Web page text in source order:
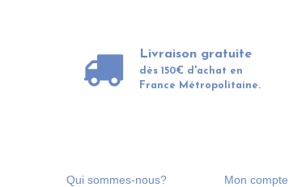
Livraison gratuite
dès 150€ d'achat en
France Métropolitaine.
Qui sommes-nous? Mon compte